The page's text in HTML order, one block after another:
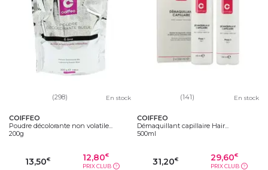
(298) En stock
COIFFEO
Poudre décolorante non volatile...
200g
13,50€ 12,80€
PRIX CLUB ?
(141) En stock
COIFFEO
Démaquillant capillaire Hair...
500ml
31,20€ 29,60€
PRIX CLUB ?